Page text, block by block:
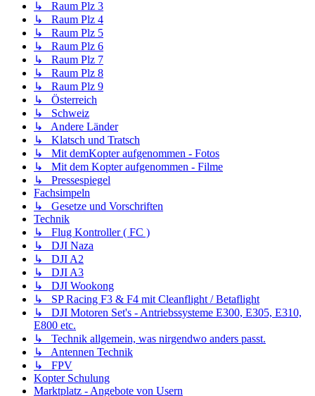
↳ Raum Plz 3
↳ Raum Plz 4
↳ Raum Plz 5
↳ Raum Plz 6
↳ Raum Plz 7
↳ Raum Plz 8
↳ Raum Plz 9
↳ Österreich
↳ Schweiz
↳ Andere Länder
↳ Klatsch und Tratsch
↳ Mit demKopter aufgenommen - Fotos
↳ Mit dem Kopter aufgenommen - Filme
↳ Pressespiegel
Fachsimpeln
↳ Gesetze und Vorschriften
Technik
↳ Flug Kontroller ( FC )
↳ DJI Naza
↳ DJI A2
↳ DJI A3
↳ DJI Wookong
↳ SP Racing F3 & F4 mit Cleanflight / Betaflight
↳ DJI Motoren Set's - Antriebssysteme E300, E305, E310,
E800 etc.
↳ Technik allgemein, was nirgendwo anders passt.
↳ Antennen Technik
↳ FPV
Kopter Schulung
Marktplatz - Angebote von Usern